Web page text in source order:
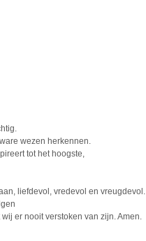
wezen herkennen.
tot het hoogste,
liefdevol, vredevol en vreugdevol.
er nooit verstoken van zijn. Amen.